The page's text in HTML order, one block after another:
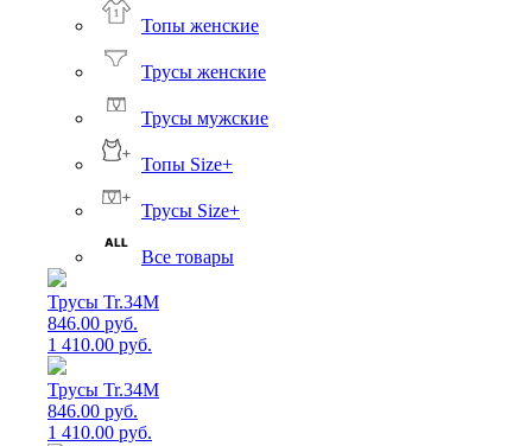
Топы женские
Трусы женские
Трусы мужские
Топы Size+
Трусы Size+
Все товары
Трусы Tr.34M
846.00 руб.
1 410.00 руб.
Трусы Tr.34M
846.00 руб.
1 410.00 руб.